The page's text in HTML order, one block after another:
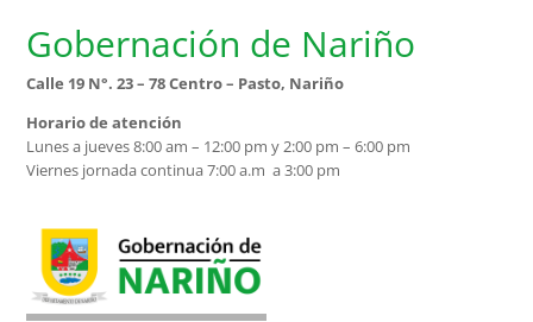
Gobernación de Nariño
Calle 19 N°. 23 – 78 Centro – Pasto, Nariño
Horario de atención
Lunes a jueves 8:00 am – 12:00 pm y 2:00 pm – 6:00 pm
Viernes jornada continua 7:00 a.m a 3:00 pm